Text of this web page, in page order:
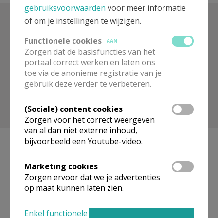
Zoek op trefwoord
Toon meer filters
Geen artikels gevonden.
Pagina's
gebruiksvoorwaarden voor meer informatie
of om je instellingen te wijzigen.
Functionele cookies
AAN
Zorgen dat de basisfuncties van het
portaal correct werken en laten ons
toe via de anonieme registratie van je
gebruik deze verder te verbeteren.
(Sociale) content cookies
Zorgen voor het correct weergeven
van al dan niet externe inhoud,
bijvoorbeeld een Youtube-video.
Marketing cookies
Zorgen ervoor dat we je advertenties
op maat kunnen laten zien.
Enkel functionele